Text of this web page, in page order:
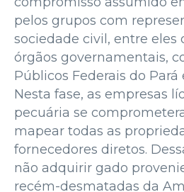
pelos grupos com
sociedade civil, entre eles
órgãos governamentais,
Públicos Federais do Pará
Nesta fase, as empresas
pecuária se
mapear todas as
fornecedores diretos.
não adquirir gado
recém-desmatadas da